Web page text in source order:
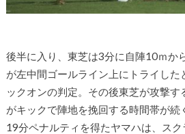
後半に入り、東芝は3分に自陣10ｍか
が左中間ゴールライン上にトライし
ックオンの判定。その後東芝が攻撃す
がキックで陣地を挽回する時間帯が続
19分ペナルティを得たヤマハは、ス